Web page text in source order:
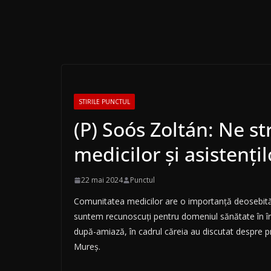
STIRILE PUNCTUL
(P) Soós Zoltán: Ne
medicilor și
22 mai 2024 Punctul
Comunitatea medicilor are o importanță
suntem recunoscuți pentru domeniul sănătate în
după-amiază, în cadrul căreia au discutat despre
Mureș.